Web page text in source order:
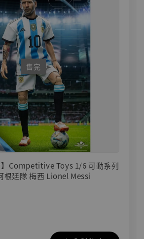
售完
】Competitive Toys 1/6 可動系列
根廷隊 梅西 Lionel Messi